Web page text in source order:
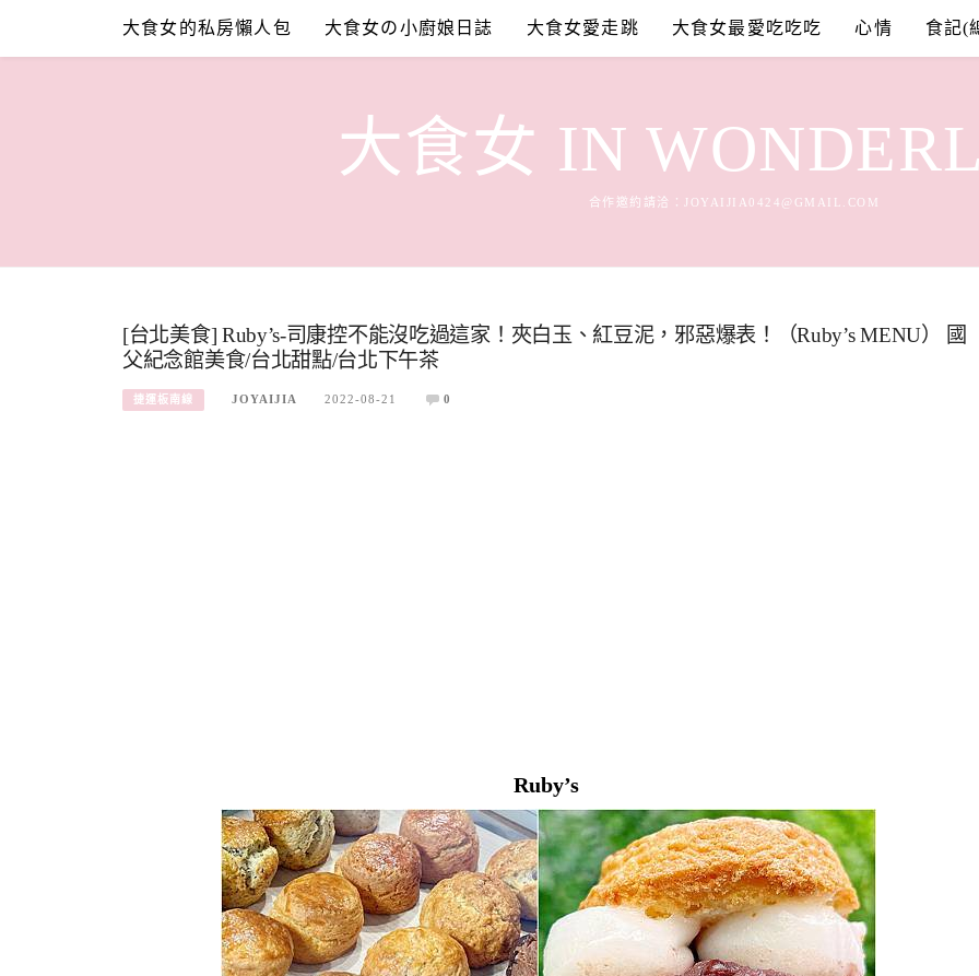
content
大食女的私房懶人包 大食女の小廚娘日誌 大食女愛走跳 大食女最愛吃吃吃 心情 食記(
大食女 IN
合作邀約請洽： JOYAIJIA0424@GMAIL.COM
[台北美食] Ruby’s-司康控不能沒吃過這家！夾白玉、紅豆泥，邪惡爆表！（Ruby’s MENU） 國
父紀念館美食/台北甜點/台北下午茶
捷運板南線 JOYAIJIA 2022-08-21 0
Ruby’s